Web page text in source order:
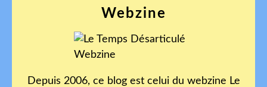
Webzine
Depuis 2006, ce blog est celui du webzine Le